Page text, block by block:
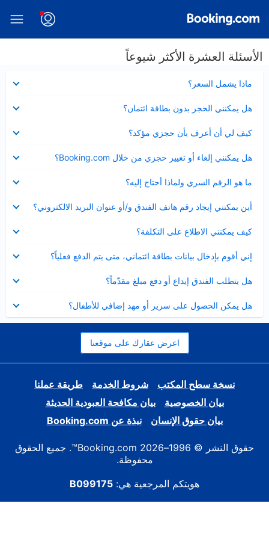
الأسئلة العشرة الأكثر شيوعاً
ماذا يشمل السعر؟
مصغر
هل يمكنني الحجز بدون بطاقة ائتمان؟
مصغر
كيف لي أن أعرف بأن حجزي مؤكد؟
مصغر
هل يمكنني إلغاء أو تغيير حجزي من خلال Booking.com؟
مصغر
ما هو الرقم السري ولماذا أحتاج إليه؟
مصغر
أين يمكنني إيجاد رقم هاتف الفندق و/أو عنوان البريد الالكتروني؟
عرض
مصغر
كيف يمكنني الاطلاع على التكلفة؟
مصغر
إني أقوم بإدخال بيانات بطاقة ائتماني، متى يتم الدفع فعلياً؟
مصغر
هل يتطلب الفندق إيداع أو دفع مبلغ مقدّماً؟
مصغر
هل يمكن الحصول على سرير أو مهد إضافي للأطفال؟
مصغر
اعرض عقارك على موقعنا
نسخة سطح المكتب شروط الخدمة
طريقة عملنا
بيان الخصوصية
بيان مكافحة العبودية الحديثة
بيان حقوق الإنسان
نبذة عن Booking.com
حقوق النشر © 1996–2026 Booking.com™. جميع الحقوق
محفوظة.
هويتكم المرجعية هي: B099175